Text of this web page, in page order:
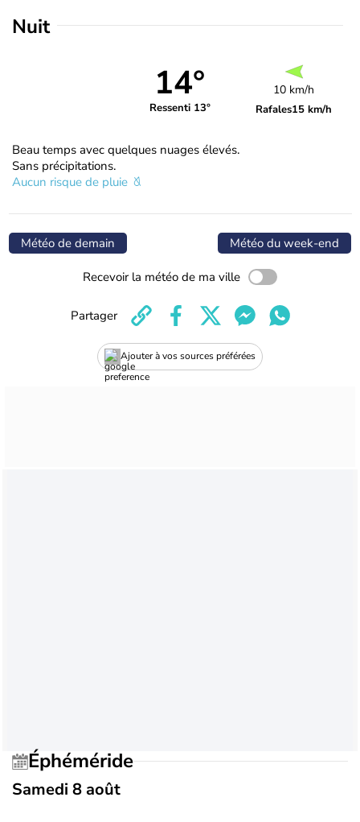
Nuit
14°
Ressenti 13°
10 km/h
Rafales15 km/h
Beau temps avec quelques nuages élevés.
Sans précipitations.
Aucun risque de pluie
Météo de demain Météo du week-end
Recevoir la météo de ma ville
Ajouter à vos sources préférées
Partager
Éphéméride
Samedi 8 août